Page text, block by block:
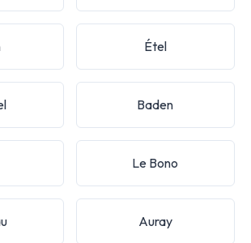
Étel
Baden
Le Bono
Auray